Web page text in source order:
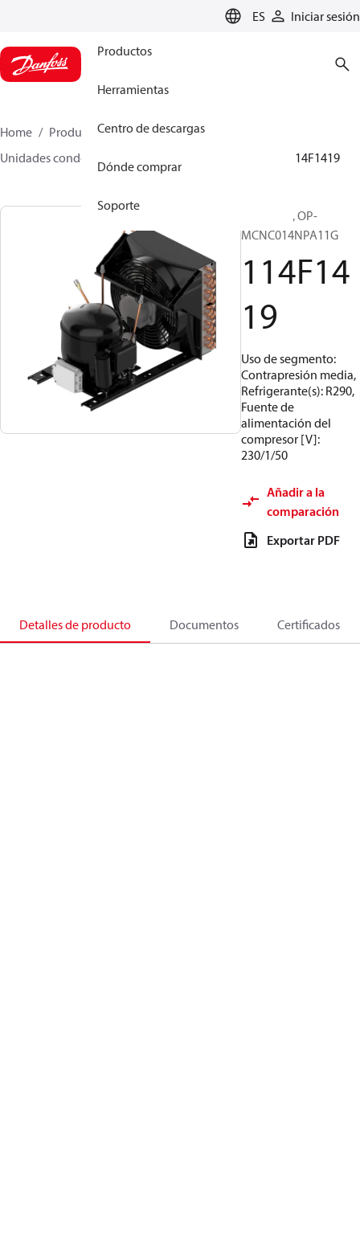
ES Iniciar sesión
Productos
Herramientas
Centro de descargas
Dónde comprar
Soporte
Home Productos
Climate Solutions for cooling
Unidades condensadoras
114F1419
Optyma™, OP-
MCNC014NPA11G
114F14
19
Uso de segmento:
Contrapresión media,
Refrigerante(s): R290,
Fuente de
alimentación del
compresor [V]:
230/1/50
Añadir a la
comparación
Exportar PDF
Detalles de producto Documentos Certificados